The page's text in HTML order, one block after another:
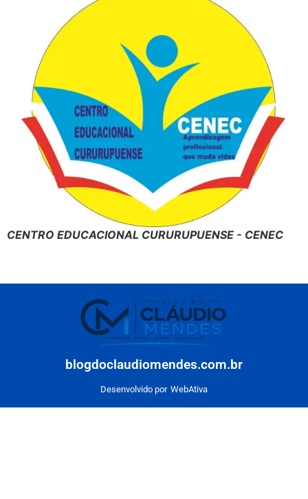
CENTRO EDUCACIONAL CURURUPUENSE - CENEC
blogdoclaudiomendes.com.br
Desenvolvido por WebAtiva